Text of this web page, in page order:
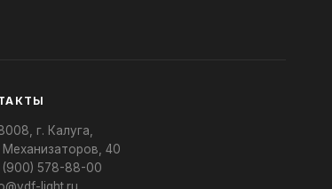
г. Калуга,
Механизаторов, 40
(900) 578-88-00